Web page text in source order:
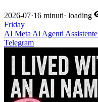
2026-07·16 minuti· loading
Friday
AI Meta Ai Agenti Assistente
Telegram